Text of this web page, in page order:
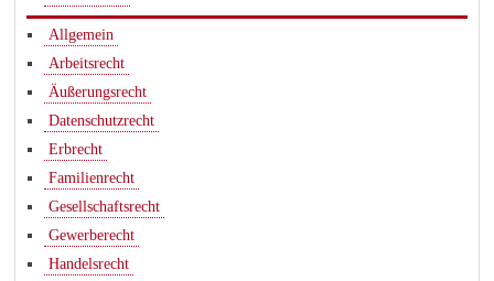
Allgemein
Arbeitsrecht
Äußerungsrecht
Datenschutzrecht
Erbrecht
Familienrecht
Gesellschaftsrecht
Gewerberecht
Handelsrecht